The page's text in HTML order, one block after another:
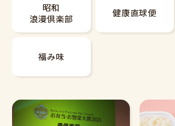
昭和
浪漫倶楽部
健康直球便
福み味